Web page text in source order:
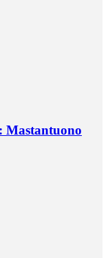
Mastantuono